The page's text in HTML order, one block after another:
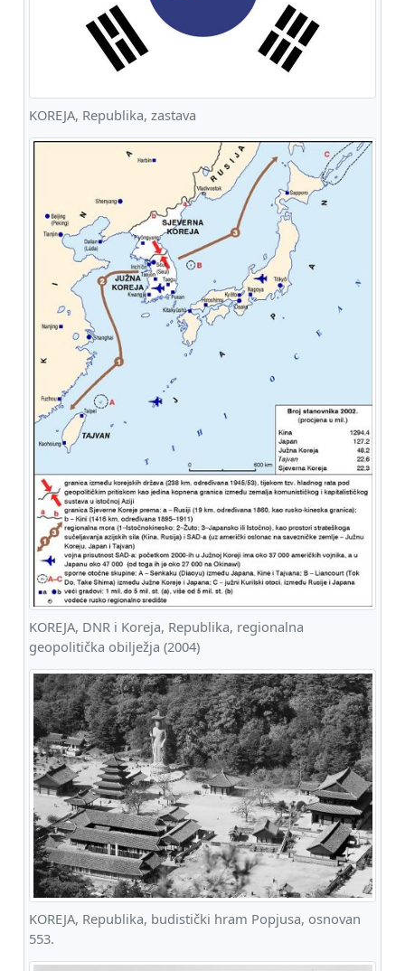
KOREJA, Republika, zastava
KOREJA, DNR i Koreja, Republika, regionalna
geopolitička obilježja (2004)
KOREJA, Republika, budistički hram Popjusa, osnovan
553.